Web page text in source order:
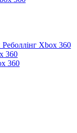
Xbox 360
360
360